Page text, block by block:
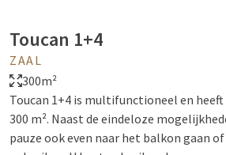
Toucan 1+4
ZAAL
300m²
Toucan 1+4 is multifunctioneel en
300 m². Naast de eindeloze
pauze ook even naar het balkon gaan